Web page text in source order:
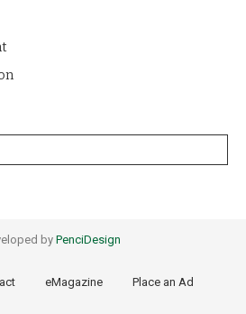
by PenciDesign
eMagazine Place an Ad